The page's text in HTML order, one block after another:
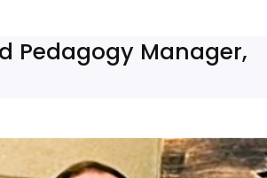
Pedagogy Manager,